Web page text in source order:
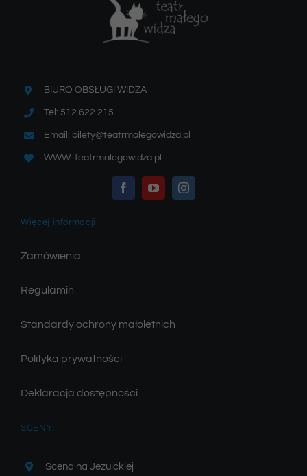
BIURO OBSŁUGI WIDZA
Tel: 512 622 215
Email: bilety@teatrmalegowidza.pl
WWW: teatrmalegowidza.pl
Więcej informacji
Zamówienia
Regulamin
Standardy ochrony małoletnich
Polityka prywatności
Deklaracja dostępności
SCENY:
Scena na Jezuickiej